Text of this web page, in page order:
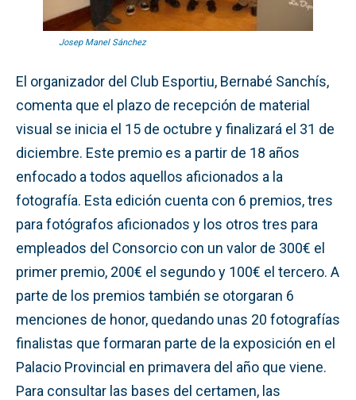
Josep Manel Sánchez
El organizador del Club Esportiu, Bernabé Sanchís,
comenta que el plazo de recepción de material
visual se inicia el 15 de octubre y finalizará el 31 de
diciembre. Este premio es a partir de 18 años
enfocado a todos aquellos aficionados a la
fotografía. Esta edición cuenta con 6 premios, tres
para fotógrafos aficionados y los otros tres para
empleados del Consorcio con un valor de 300€ el
primer premio, 200€ el segundo y 100€ el tercero. A
parte de los premios también se otorgaran 6
menciones de honor, quedando unas 20 fotografías
finalistas que formaran parte de la exposición en el
Palacio Provincial en primavera del año que viene.
Para consultar las bases del certamen, las